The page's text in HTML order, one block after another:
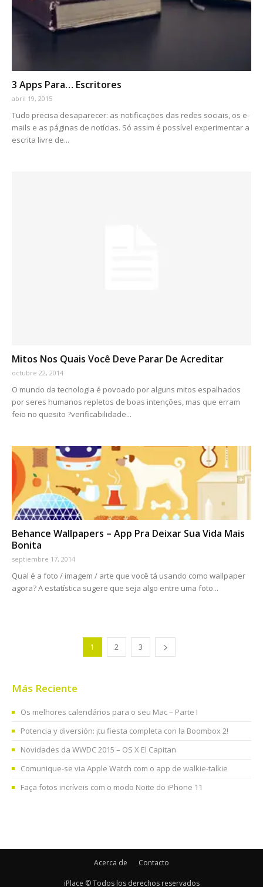
3 Apps Para… Escritores
abril 19, 2015
Tudo precisa desaparecer: as notificações das redes sociais, os e-
mails e as páginas de notícias. Só assim é possível experimentar a
escrita livre de...
Mitos Nos Quais Você Deve Parar De Acreditar
octubre 22, 2014
O mundo da tecnologia é povoado por alguns mitos espalhados
por seres humanos repletos de boas intenções, mas que erram
feio no quesito ?verificabilidade...
Behance Wallpapers – App Pra Deixar Sua Vida Mais
Bonita
septiembre 17, 2014
Qual é a foto / imagem / arte que você tá usando como wallpaper
agora? A estatística sugere que seja algo entre uma foto...
1 2 3
Más Reciente
Os melhores calendários para o seu Mac – Parte I
Potencia y diversión: ¡tu fiesta completa con la Boombox 2!
Novidades da WWDC 2015 – OS X El Capitan
Comunique-se via Apple Watch com o app de walkie-talkie
Faça fotos incríveis com o modo Noite do iPhone 11
Acerca de Contacto
iPlace © Todos los derechos reservados